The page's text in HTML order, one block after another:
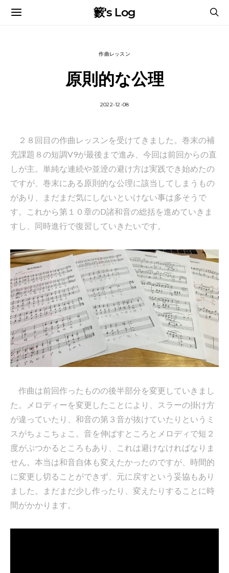
籔's Log
作曲レッスン
原則的な公理
2022-12-08
２８回目の作曲レッスンを受けてきました。巻末の補
充課題８の短調V9が最後まで進み、今回は前回からの直
しが主。単純な連続や並逹の避け方は実践でき始めたの
ですが、巻末にある原則的な公理に該当してしまうもの
があり、まだまだ気にしないといけない事は多そうで
す。これから第１０章のD諸和音の総括を進めていきま
すし、同時進行で復習していきたいです。
作曲は前回作ったものの後半部分を変更していきまし
た。メロディーを変更したことにより、スラーの掛け方
が違っていたり、和音の第３音が抜けていたりというミ
スがちょこちょこ。音を伸ばすところとメロディで短２
度がぶつかるところもあり、これは避けなければなりま
せん。本当は和音自体も変えたかったのですが、時間的
に変更し切ることができず、元に戻すという妥協もあり
ました。まだまだ少し作ったり、変えたりすることに時
間がかかります。